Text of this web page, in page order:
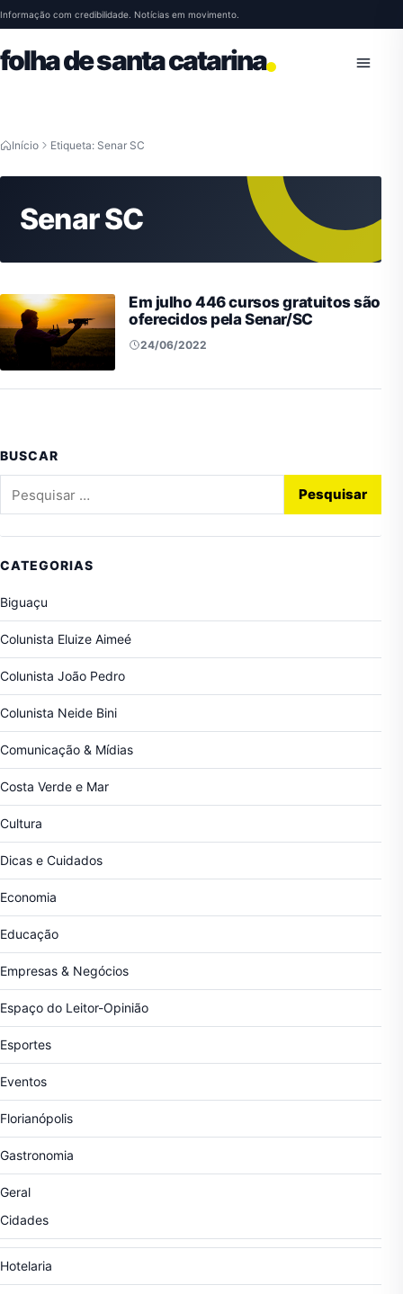
Pular para o conteúdo
Informação com credibilidade. Notícias em movimento.
folha de santa catarina Abrir
Início Etiqueta: Senar SC
Senar SC
Em julho 446 cursos gratuitos são
oferecidos pela Senar/SC
24/06/2022
BUSCAR
CATEGORIAS
Biguaçu
Colunista Eluize Aimeé
Colunista João Pedro
Colunista Neide Bini
Comunicação & Mídias
Costa Verde e Mar
Cultura
Dicas e Cuidados
Economia
Educação
Empresas & Negócios
Espaço do Leitor-Opinião
Esportes
Eventos
Florianópolis
Gastronomia
Geral
Cidades
Hotelaria